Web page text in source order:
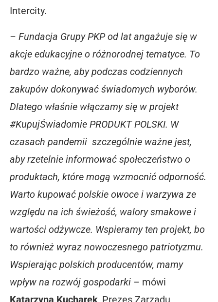
Intercity.
– Fundacja Grupy PKP od lat angażuje się w
akcje edukacyjne o różnorodnej tematyce. To
bardzo ważne, aby podczas codziennych
zakupów dokonywać świadomych wyborów.
Dlatego właśnie włączamy się w projekt
#KupujŚwiadomie PRODUKT POLSKI. W
czasach pandemii szczególnie ważne jest,
aby rzetelnie informować społeczeństwo o
produktach, które mogą wzmocnić odporność.
Warto kupować polskie owoce i warzywa ze
względu na ich świeżość, walory smakowe i
wartości odżywcze. Wspieramy ten projekt, bo
to również wyraz nowoczesnego patriotyzmu.
Wspierając polskich producentów, mamy
wpływ na rozwój gospodarki – mówi
Katarzyna Kucharek, Prezes Zarządu